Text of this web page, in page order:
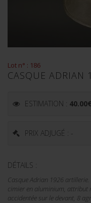
Lot n° : 186
CASQUE ADRIAN
ESTIMATION : 40.00€
PRIX ADJUGÉ : -
DÉTAILS :
Casque Adrian 1926
cimier en aluminium, attribut
accidentée sur le devant, 8